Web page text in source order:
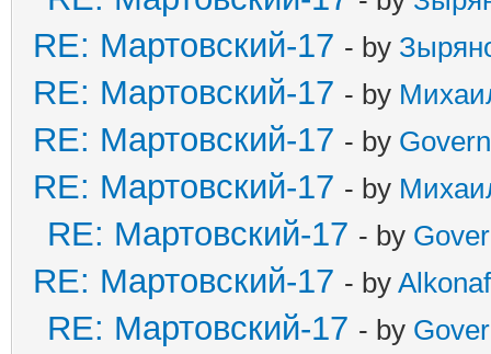
RE: Мартовский-17 - by
RE: Мартовский-17 - by
RE: Мартовский-17 - by
RE: Мартовский-17 - by
RE: Мартовский-17 - by
RE: Мартовский-17 - by
RE: Мартовский-17 - by